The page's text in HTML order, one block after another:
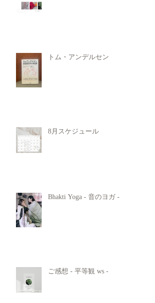
トム・アンデルセン
8月スケジュール
Bhakti Yoga - 音のヨガ -
ご感想 - 平等観 ws -